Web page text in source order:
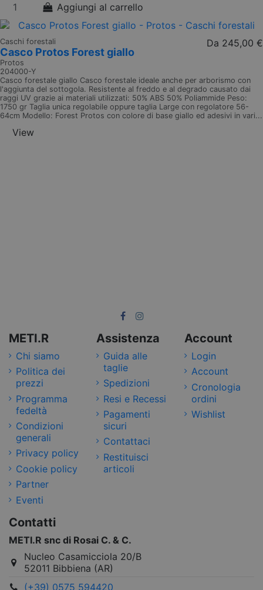
Aggiungi al carrello
Caschi forestali
Casco Protos Forest giallo
Protos
204000-Y
Da 245,00 €
Casco forestale giallo Casco forestale ideale anche per arborismo con
l'aggiunta del sottogola. Resistente al freddo e al degrado causato dai
raggi UV grazie ai materiali utilizzati: 50% ABS 50% Poliammide Peso:
1750 gr Taglia unica regolabile oppure taglia Large con regolatore 56-
64cm Modello: Forest Protos con colore di base giallo ed adesivi in vari...
View
METI.R
Chi siamo
Politica dei
prezzi
Programma
fedeltà
Condizioni
generali
Privacy policy
Cookie policy
Partner
Eventi
Assistenza
Guida alle
taglie
Spedizioni
Resi e Recessi
Pagamenti
sicuri
Contattaci
Restituisci
articoli
Account
Login
Account
Cronologia
ordini
Wishlist
Contatti
METI.R snc di Rosai C. & C.
Nucleo Casamicciola 20/B
52011 Bibbiena (AR)
(+39) 0575 594420